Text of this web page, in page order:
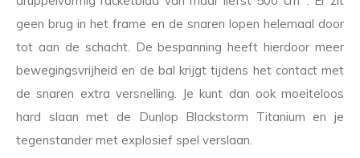
geen brug in het frame en de snaren lopen helemaal door
tot aan de schacht. De bespanning heeft hierdoor meer
bewegingsvrijheid en de bal krijgt tijdens het contact met
de snaren extra versnelling. Je kunt dan ook moeiteloos
hard slaan met de Dunlop Blackstorm Titanium en je
tegenstander met explosief spel verslaan.